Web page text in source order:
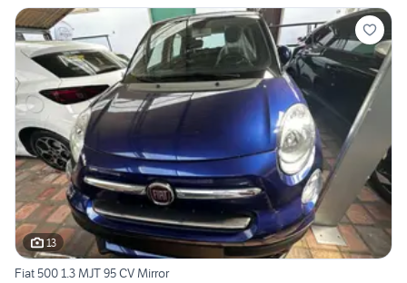
13
Fiat 500 1.3 MJT 95 CV Mirror